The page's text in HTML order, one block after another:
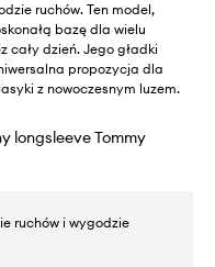
ruchów. Ten model,
bazę dla wielu
cały dzień. Jego gładki
propozycja dla
z nowoczesnym luzem.
longsleeve Tommy
ruchów i wygodzie